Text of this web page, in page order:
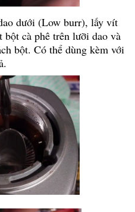
dưới (Low burr), lấy vít
bột cà phê trên lưỡi dao và
bột. Có thể dùng kèm với